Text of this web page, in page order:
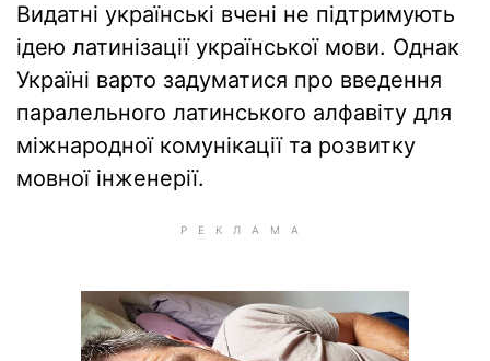
Видатні українські вчені не підтримують
ідею латинізації української мови. Однак
Україні варто задуматися про введення
паралельного латинського алфавіту для
міжнародної комунікації та розвитку
мовної інженерії.